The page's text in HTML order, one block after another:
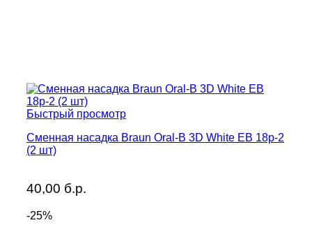
Быстрый просмотр
Сменная насадка Braun Oral-B 3D White EB 18p-2
(2 шт)
40,00 б.р.
-25%